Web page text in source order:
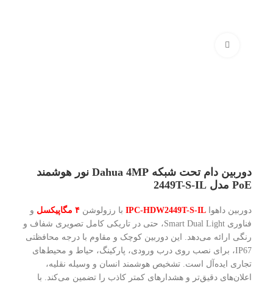
دوربین دام تحت شبکه Dahua 4MP نور هوشمند
PoE مدل 2449T-S-IL
دوربین داهوا IPC-HDW2449T-S-IL با رزولوشن ۴ مگاپیکسل
و
فناوری Smart Dual Light، حتی در تاریکی کامل تصویری شفاف و
رنگی ارائه می‌دهد. این دوربین کوچک و مقاوم با درجه محافظتی
IP67، برای نصب روی درب ورودی، پارکینگ، حیاط و محیط‌های
تجاری ایده‌آل است. تشخیص هوشمند انسان و وسیله نقلیه،
اعلان‌های دقیق‌تر و هشدارهای کمتر کاذب را تضمین می‌کند. با